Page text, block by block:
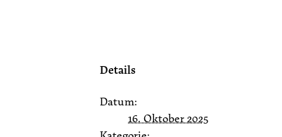
Details
Datum:
16. Oktober 2025